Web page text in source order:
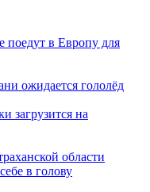
в Европу для
ожидается гололёд
загрузится на
области
в голову